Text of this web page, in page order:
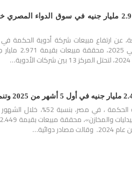
مبيعات «الحكمة» تتجاوز 2.9 مليار جنيه في سوق
ارتفعت مبيعات شركة أدوية الحكمة